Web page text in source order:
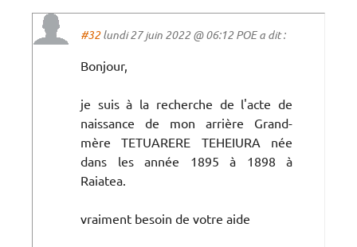
#32lundi 27 juin 2022 @ 06:12 POE a dit :
Bonjour,
je suis à la recherche de l'acte de
naissance de mon arrière Grand-
mère TETUARERE TEHEIURA née
dans les année 1895 à 1898 à
Raiatea.
vraiment besoin de votre aide